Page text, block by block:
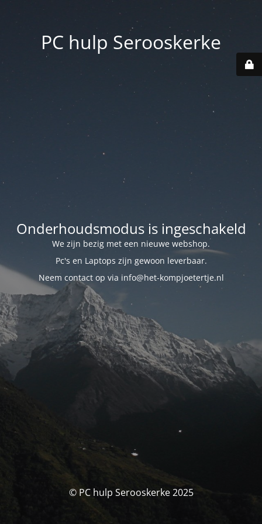
PC hulp Serooskerke
Onderhoudsmodus is ingeschakeld
We zijn bezig met een nieuwe webshop.
Pc's en Laptops zijn gewoon leverbaar.
Neem contact op via info@het-kompjoetertje.nl
© PC hulp Serooskerke 2025